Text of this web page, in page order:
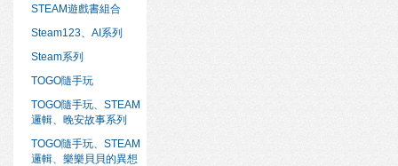
STEAM遊戲書組合
Steam123、AI系列
Steam系列
TOGO隨手玩
TOGO隨手玩、STEAM
邏輯、晚安故事系列
TOGO隨手玩、STEAM
邏輯、樂樂貝貝的異想